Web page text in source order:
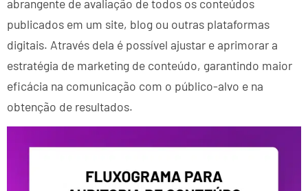
abrangente de avaliação de todos os conteúdos
publicados em um site, blog ou outras plataformas
digitais. Através dela é possível ajustar e aprimorar a
estratégia de marketing de conteúdo, garantindo maior
eficácia na comunicação com o público-alvo e na
obtenção de resultados.